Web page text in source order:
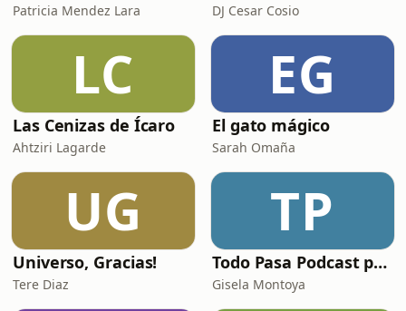
Patricia Mendez Lara DJ Cesar Cosio
LC
Las Cenizas de Ícaro
Ahtziri Lagarde
EG
El gato mágico
Sarah Omaña
UG
Universo, Gracias!
Tere Diaz
TP
Todo Pasa Podcast por Gisela Montoya
Gisela Montoya